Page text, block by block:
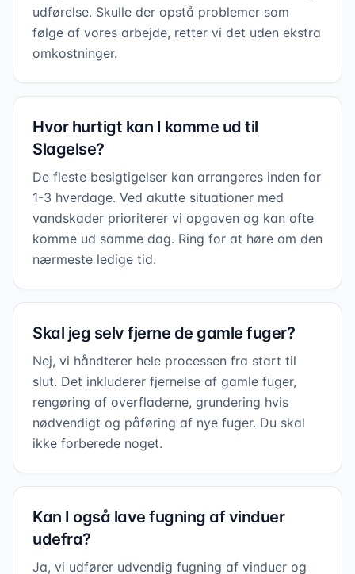
udførelse. Skulle der opstå problemer som
følge af vores arbejde, retter vi det uden ekstra
omkostninger.
Hvor hurtigt kan I komme ud til
Slagelse?
De fleste besigtigelser kan arrangeres inden for
1-3 hverdage. Ved akutte situationer med
vandskader prioriterer vi opgaven og kan ofte
komme ud samme dag. Ring for at høre om den
nærmeste ledige tid.
Skal jeg selv fjerne de gamle fuger?
Nej, vi håndterer hele processen fra start til
slut. Det inkluderer fjernelse af gamle fuger,
rengøring af overfladerne, grundering hvis
nødvendigt og påføring af nye fuger. Du skal
ikke forberede noget.
Kan I også lave fugning af vinduer
udefra?
Ja, vi udfører udvendig fugning af vinduer og